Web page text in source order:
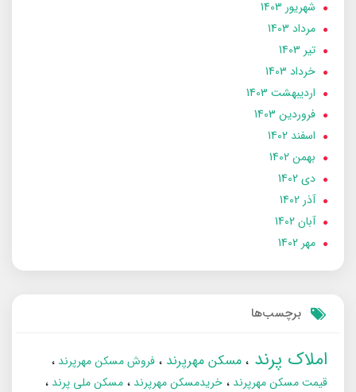
شهریور 1403
مرداد 1403
تير 1403
خرداد 1403
ارديبهشت 1403
فروردین 1403
اسفند 1402
بهمن 1402
دی 1402
آذر 1402
آبان 1402
مهر 1402
برچسب‌ها
املاک پرند مسکن مهرپرند
فروش مسکن مهرپرند
قیمت مسکن مهرپرند
خریدمسکن مهرپرند
مسکن ملی پرند